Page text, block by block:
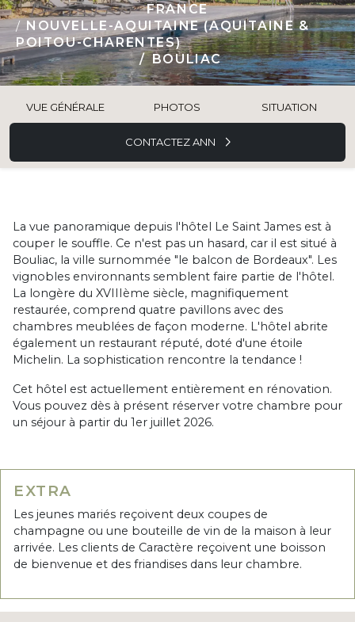
FRANCE
NOUVELLE-AQUITAINE (AQUITAINE &
POITOU-CHARENTES)
BOULIAC
VUE GÉNÉRALE PHOTOS SITUATION
CONTACTEZ ANN
La vue panoramique depuis l'hôtel Le Saint James est à
couper le souffle. Ce n'est pas un hasard, car il est situé à
Bouliac, la ville surnommée "le balcon de Bordeaux". Les
vignobles environnants semblent faire partie de l'hôtel.
La longère du XVIIIème siècle, magnifiquement
restaurée, comprend quatre pavillons avec des
chambres meublées de façon moderne. L'hôtel abrite
également un restaurant réputé, doté d'une étoile
Michelin. La sophistication rencontre la tendance !
Cet hôtel est actuellement entièrement en rénovation.
Vous pouvez dès à présent réserver votre chambre pour
un séjour à partir du 1er juillet 2026.
EXTRA
Les jeunes mariés reçoivent deux coupes de
champagne ou une bouteille de vin de la maison à leur
arrivée. Les clients de Caractère reçoivent une boisson
de bienvenue et des friandises dans leur chambre.